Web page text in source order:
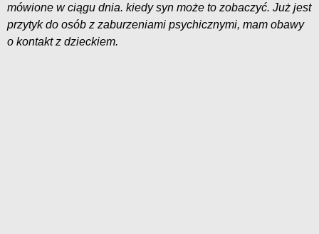
mówione w ciągu dnia. kiedy syn może to zobaczyć. Już jest
przytyk do osób z zaburzeniami psychicznymi, mam obawy
o kontakt z dzieckiem.